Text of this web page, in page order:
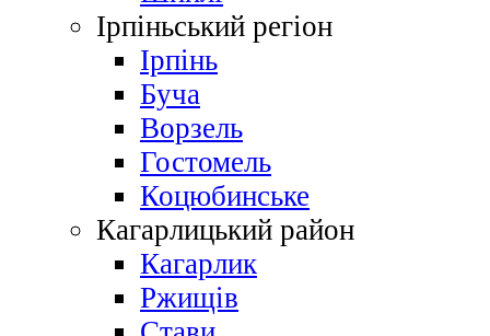
Ірпіньський регіон
Ірпінь
Буча
Ворзель
Гостомель
Коцюбинське
Кагарлицький район
Кагарлик
Ржищів